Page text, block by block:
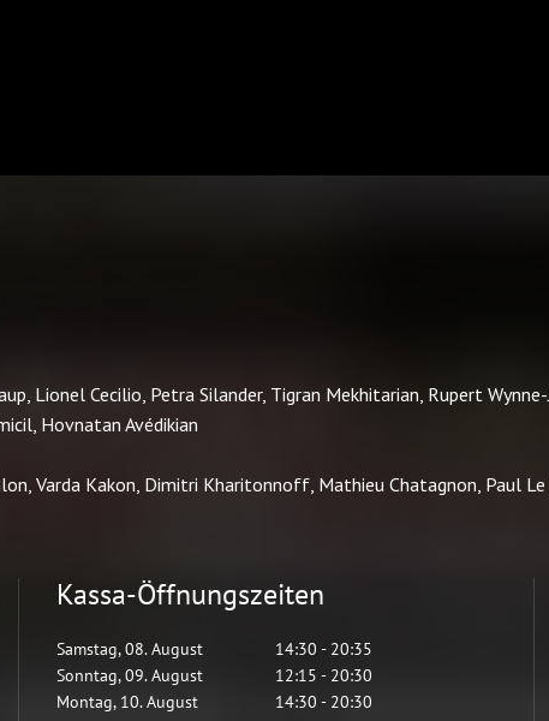
Kassa-Öffnungszeiten
Samstag,08.August 14:30 - 20:35
Sonntag,09.August 12:15 - 20:30
Montag, 10.August 14:30 - 20:30